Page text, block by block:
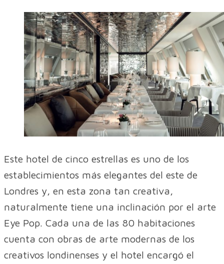
Este hotel de cinco estrellas es uno de los
establecimientos más elegantes del este de
Londres y, en esta zona tan creativa,
naturalmente tiene una inclinación por el arte
Eye Pop. Cada una de las 80 habitaciones
cuenta con obras de arte modernas de los
creativos londinenses y el hotel encargó el